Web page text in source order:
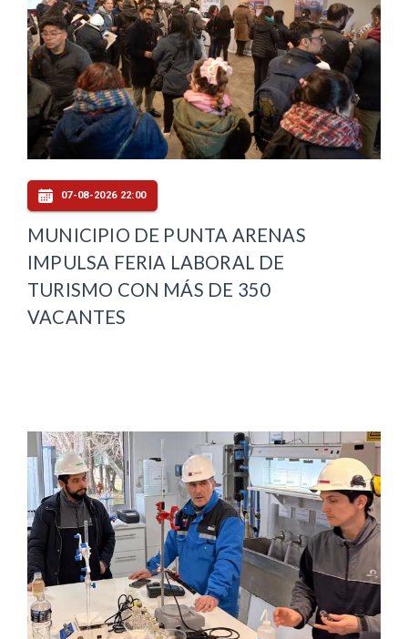
07-08-2026 22:00
MUNICIPIO DE PUNTA ARENAS
IMPULSA FERIA LABORAL DE
TURISMO CON MÁS DE 350
VACANTES